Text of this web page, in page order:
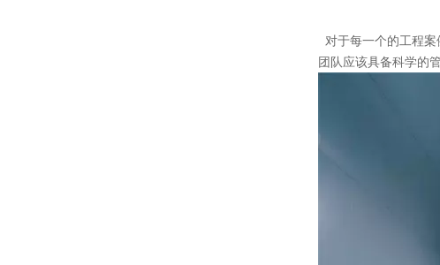
对于每一个的工程
团队应该具备科学的